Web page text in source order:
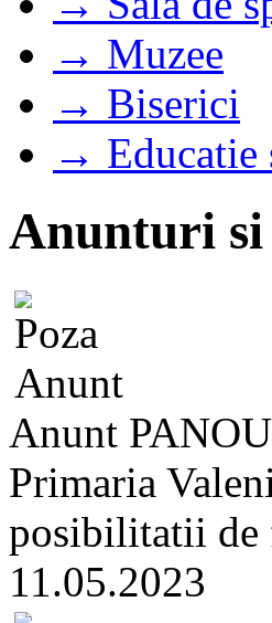
→ Muzee
→ Biserici
→ Educatie
Anunturi
Anunt
Primaria
posibilitatii de